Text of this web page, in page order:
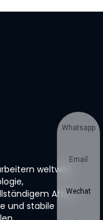
weltweit
After-
und stabile
Whatsapp
Email
Wechat